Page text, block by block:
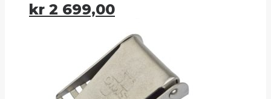
kr 2 699,00